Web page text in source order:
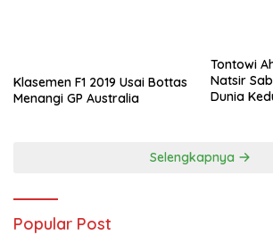
Klasemen F1 2019 Usai Bottas
Menangi GP Australia
Tontowi
Natsir
Dunia
Selengkapnya
Popular Post